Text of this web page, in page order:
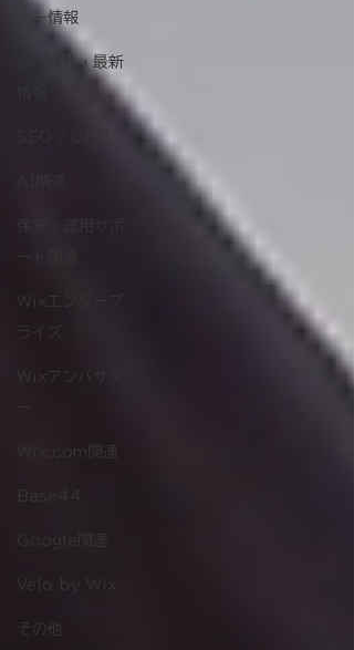
ナー情報
Wix機能・最新
ート関連
Wixエンタープ
ライズ
Wixアンバサダ
Wix.com関連
Google関連
Velo by Wix
その他